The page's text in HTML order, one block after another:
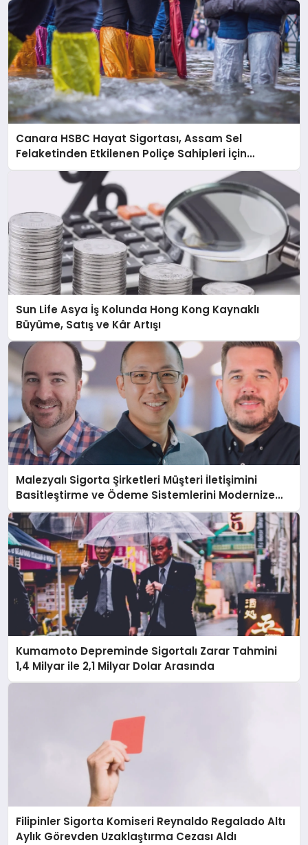
Canara HSBC Hayat Sigortası, Assam Sel
Felaketinden Etkilenen Poliçe Sahipleri İçin
Hızlandırılmış Hasar Süreci Başlattı
Sun Life Asya İş Kolunda Hong Kong Kaynaklı
Büyüme, Satış ve Kâr Artışı
Malezyalı Sigorta Şirketleri Müşteri İletişimini
Basitleştirme ve Ödeme Sistemlerini Modernize
Etme Baskısı Altında
Kumamoto Depreminde Sigortalı Zarar Tahmini
1,4 Milyar ile 2,1 Milyar Dolar Arasında
Filipinler Sigorta Komiseri Reynaldo Regalado Altı
Aylık Görevden Uzaklaştırma Cezası Aldı